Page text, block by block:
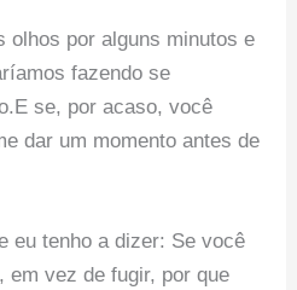
olhos por alguns minutos e
fazendo se
se, por acaso, você
dar um momento antes de
eu tenho a dizer: Se você
em vez de fugir, por que